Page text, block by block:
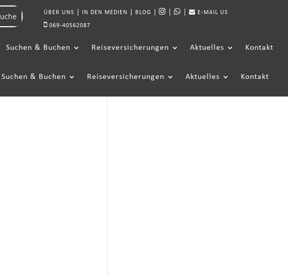
ÜBER UNS IN DEN MEDIEN BLOG | | E-MAIL US
069-40562087
Suchen & Buchen Reiseversicherungen Aktuelles Kontakt
Suchen & Buchen Reiseversicherungen Aktuelles Kontakt